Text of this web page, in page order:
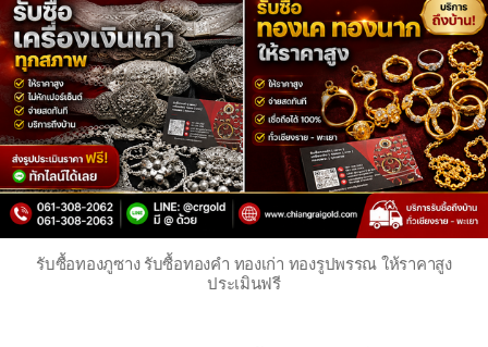
รับซื้อทองภูซาง รับซื้อทองคำ ทองเก่า ทองรูปพรรณ ให้ราคาสูง
ประเมินฟรี